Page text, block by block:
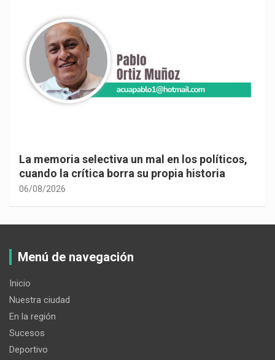
La memoria selectiva un mal en los políticos,
cuando la crítica borra su propia historia
06/08/2026
Menú de navegación
Inicio
Nuestra ciudad
En la región
Sucesos
Deportivo